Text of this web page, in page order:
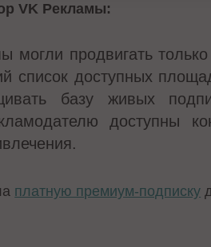
VK Рекламы:
могли продвигать
список доступных
базу живых
доступны
платную премиум-подписку